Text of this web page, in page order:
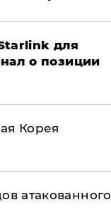
для
о позиции
Корея
атакованного